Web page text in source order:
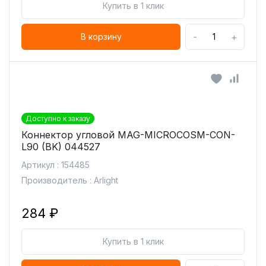
Купить в 1 клик
В корзину - +
Доступно к заказу
Коннектор угловой MAG-MICROCOSM-CON-
L90 (BK) 044527
Артикул : 154485
Производитель : Arlight
284 ₽
Купить в 1 клик